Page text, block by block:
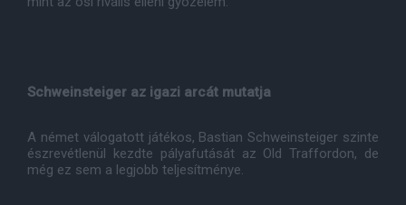
Schweinsteiger az igazi arcát mutatja
A német válogatott játékos, Bastian Schweinsteiger szinte
észrevétlenül kezdte pályafutását az Old Traffordon, de
még ez sem a legjobb teljesítménye.